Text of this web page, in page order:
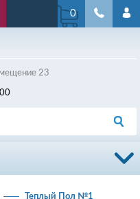
23
0
Теплый Пол №1